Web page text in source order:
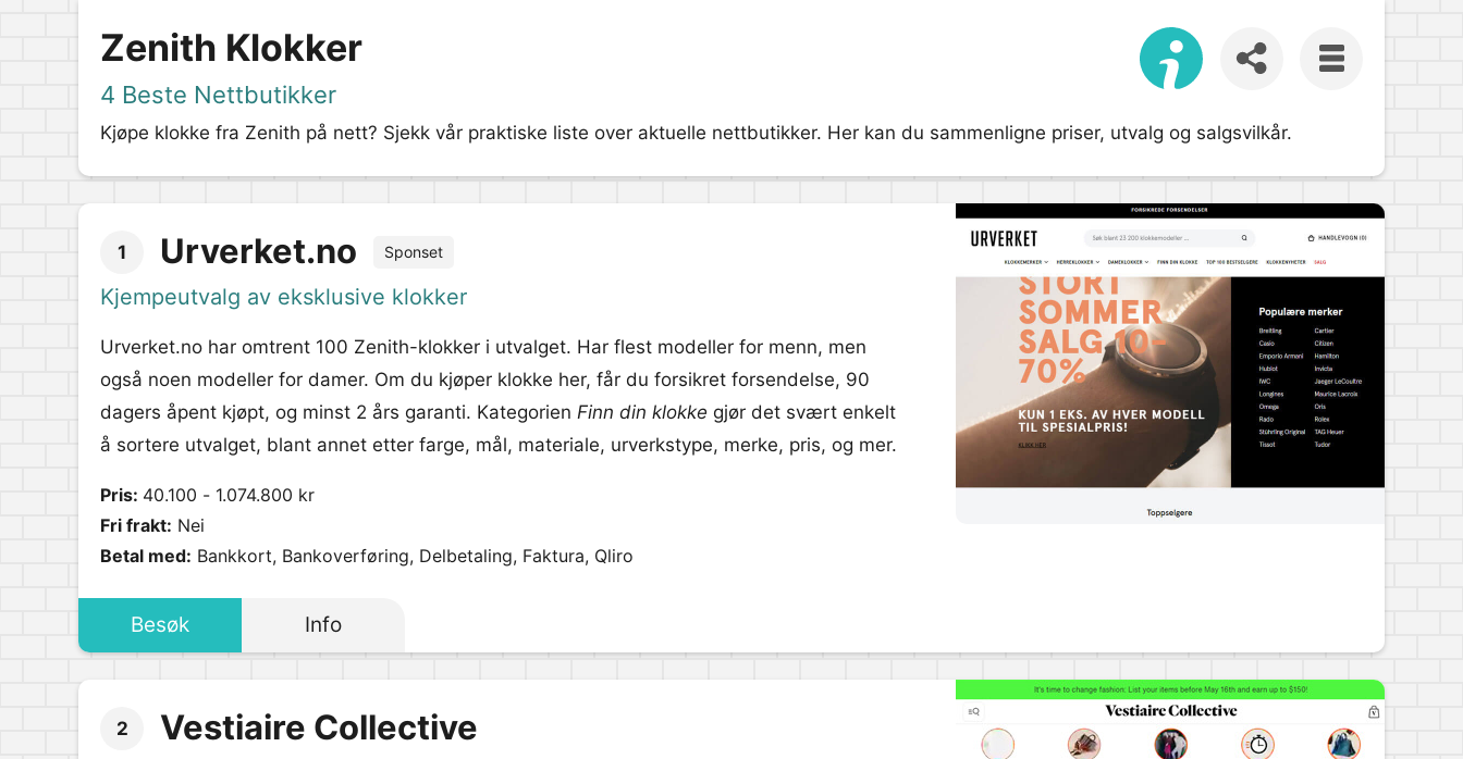
Zenith Klokker
4 Beste Nettbutikker
Kjøpe klokke fra Zenith på nett? Sjekk vår praktiske liste over aktuelle nettbutikker. Her kan du sammenligne priser, utvalg og salgsvilkår.
1 Urverket.no Sponset
Kjempeutvalg av eksklusive klokker
Urverket.no har omtrent 100 Zenith-klokker i utvalget. Har flest modeller for menn, men
også noen modeller for damer. Om du kjøper klokke her, får du forsikret forsendelse, 90
dagers åpent kjøpt, og minst 2 års garanti. Kategorien Finn din klokke gjør det svært enkelt
å sortere utvalget, blant annet etter farge, mål, materiale, urverkstype, merke, pris, og mer.
Pris: 40.100 - 1.074.800 kr
Fri frakt: Nei
Betal med: Bankkort, Bankoverføring, Delbetaling, Faktura, Qliro
Besøk Info
2 Vestiaire Collective